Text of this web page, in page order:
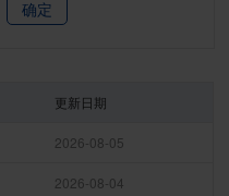
确定
更新日期
2026-08-05
2026-08-04